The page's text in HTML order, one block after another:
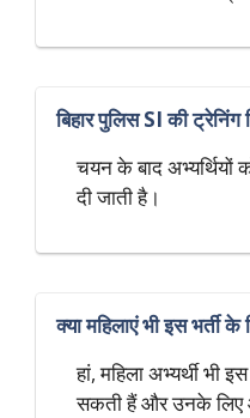
बिहार पुलिस SI की
चयन के बाद अभ्यर्थियों
दी जाती है।
क्या महिलाएं भी इस
हां, महिला अभ्यर्थी भी
सकती हैं और उनके लिए